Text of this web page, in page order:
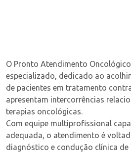
O Pronto Atendimento
especializado, dedicado ao
de pacientes em tratamento
apresentam intercorrências
terapias oncológicas.
Com equipe multiprofissional
adequada, o atendimento é
diagnóstico e condução clínica